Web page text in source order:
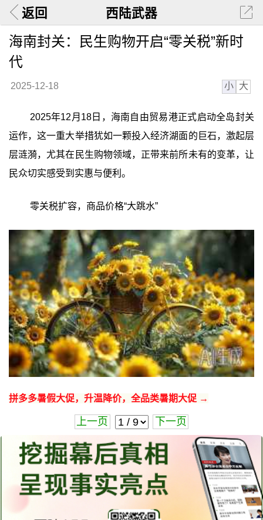
返回 西陆武器
海南封关：民生购物开启“零关税”新时
代
2025-12-18 小 大
2025年12月18日，海南自由贸易港正式启动全岛封关
运作，这一重大举措犹如一颗投入经济湖面的巨石，激起层
层涟漪，尤其在民生购物领域，正带来前所未有的变革，让
民众切实感受到实惠与便利。
零关税扩容，商品价格“大跳水”
拼多多暑假大促，升温降价，全品类暑期大促 →
上一页 下一页